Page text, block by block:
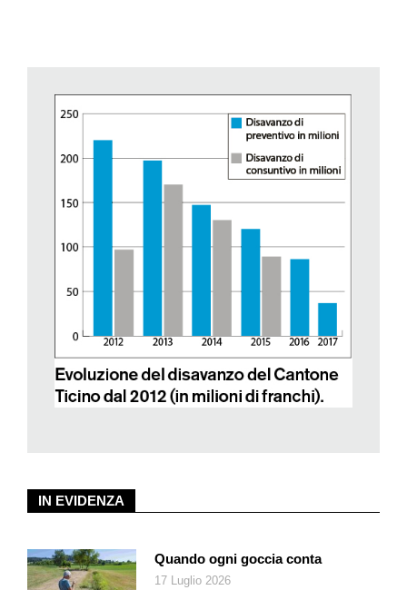
l’equilibrio tra spese e ricavi. Perché, occorre ricordarlo,
l’esecutivo del Cantone può controllare solo l’evoluzione delle
spese. L’evoluzione dei ricavi dipende, in larga parte,
dall’andamento delle entrate fiscali le quali, a loro volta, sono
influenzate dall’andamento della congiuntura economica
generale, o da fattori anche più casuali, sui quali il governo
cantonale non può intervenire, a meno di ricorrere al
moltiplicatore fiscale.
che, nel corso degli ultimi anni, il nostro governo ha preso un
dettavano in materia di spesa. Ad eccezione del 2012, anno
nel quale il Cantone spese di meno di quanto aveva
preventivato, tutti gli altri consuntivi si sono chiusi con
eccedenze di spesa rispetto al preventivo. Queste eccedenze
progetto di preventivo 2017 prevede di ridurre il disavanzo a 34
milioni di franchi, ossia a meno della metà dell’ultimo
amministrando con grande rigore la spesa. L’esperienza del
recente passato ci dice che sarà difficile raggiungere questo
IN EVIDENZA
Quando ogni goccia conta
17 Luglio 2026